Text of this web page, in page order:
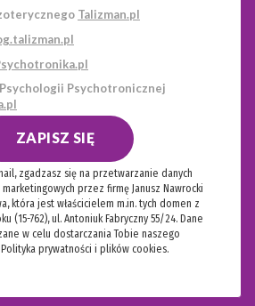
Talizman.pl
Psychotronicznej
ZAPISZ SIĘ
zgadzasz się na przetwarzanie danych
przez firmę Janusz Nawrocki
która jest właścicielem m.in. tych domen z
(15-762), ul. Antoniuk Fabryczny 55/24. Dane
w celu dostarczania Tobie naszego
Polityka prywatności i plików cookies.